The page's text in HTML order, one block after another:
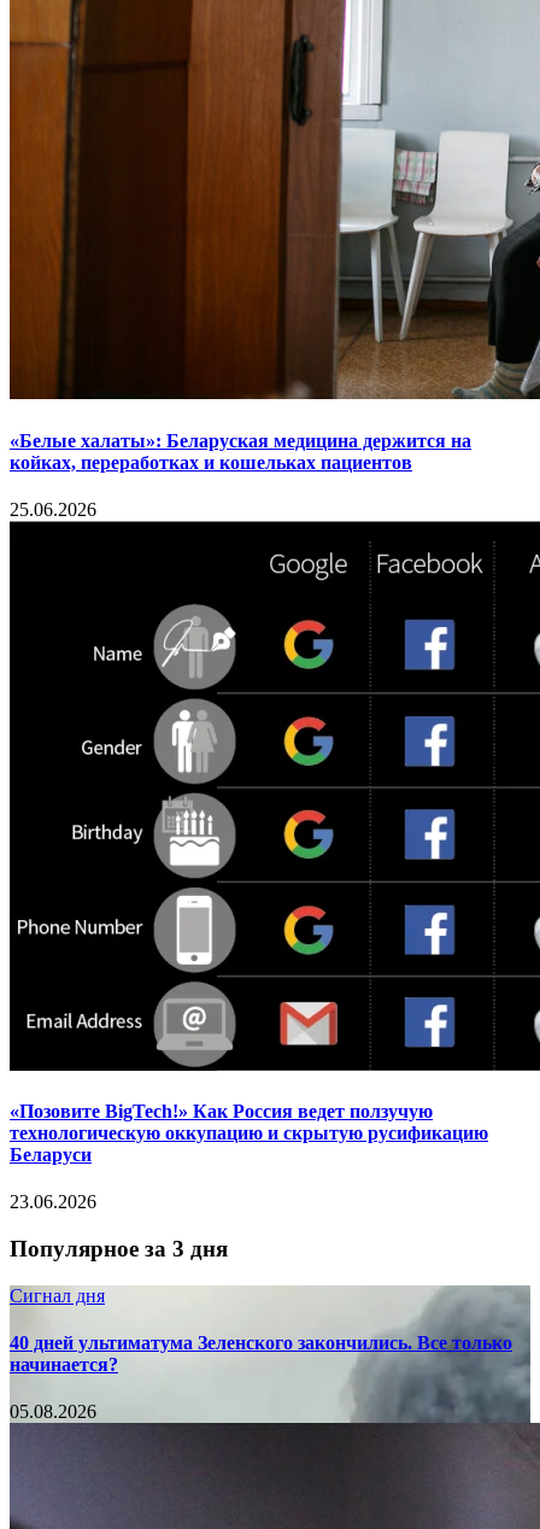
«Белые халаты»: Беларуская медицина держится на
койках, переработках и кошельках пациентов
25.06.2026
«Позовите BigTech!» Как Россия ведет ползучую
технологическую оккупацию и скрытую русификацию
Беларуси
23.06.2026
Популярное за 3 дня
Сигнал дня
40 дней ультиматума Зеленского закончились. Все только
начинается?
05.08.2026